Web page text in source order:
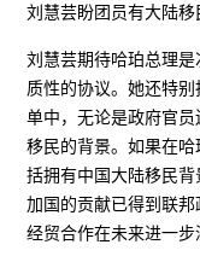
刘慧芸盼团员有大陆移
刘慧芸期待哈珀总理
质性的协议。她还特
单中，无论是政府官
移民的背景。如果在
括拥有中国大陆移民
加国的贡献已得到联
经贸合作在未来进一步